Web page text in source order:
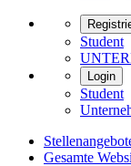
Student
Login
Student
Gesamte